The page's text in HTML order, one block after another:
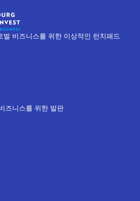
벌 비즈니스를 위한 이상적인 런치패드
즈니스를 위한 발판